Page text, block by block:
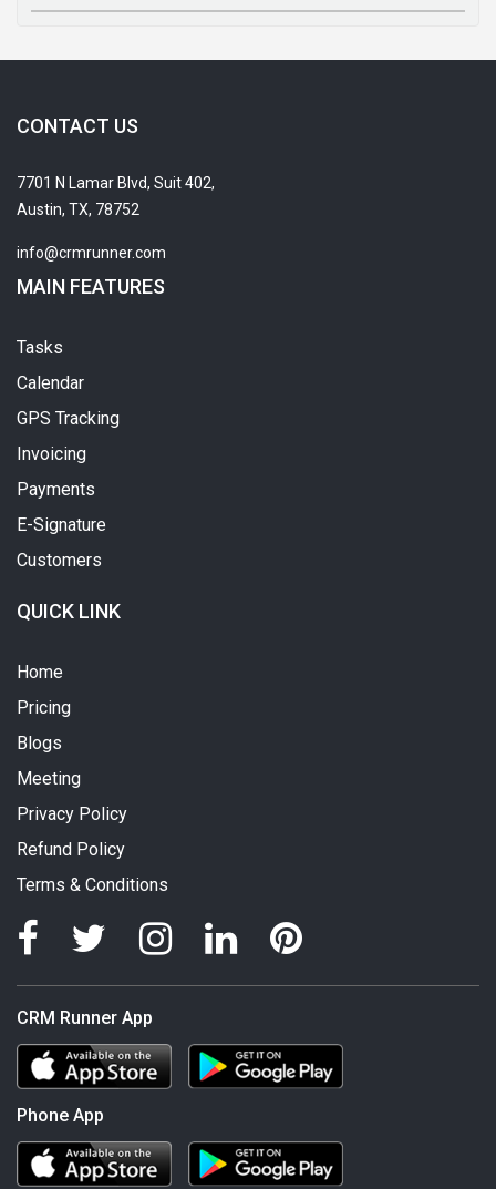
CONTACT US
7701 N Lamar Blvd, Suit 402,
Austin, TX, 78752
info@crmrunner.com
MAIN FEATURES
Tasks
Calendar
GPS Tracking
Invoicing
Payments
E-Signature
Customers
QUICK LINK
Home
Pricing
Blogs
Meeting
Privacy Policy
Refund Policy
Terms & Conditions
CRM Runner App
Phone App